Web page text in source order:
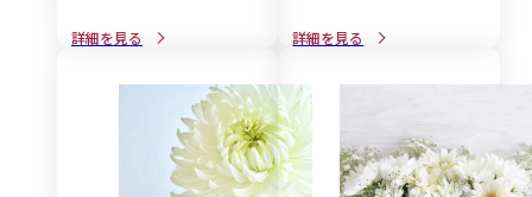
自筆証書遺言の作成方法と
詳細を見る
後悔しない遺言書の作成方
詳細を見る